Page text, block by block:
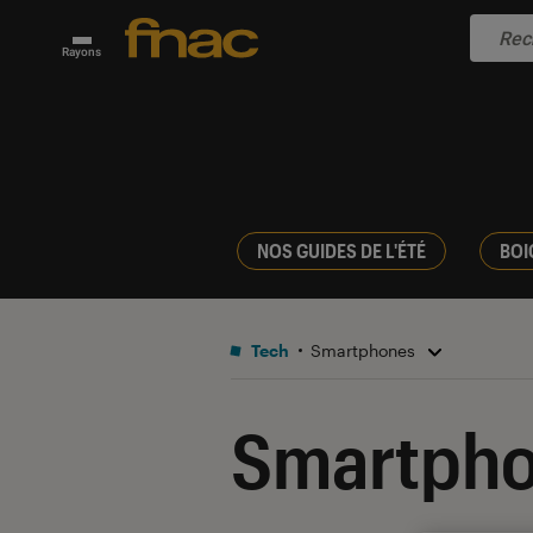
Rayons
NOS GUIDES DE L'ÉTÉ
Tech Smartphones